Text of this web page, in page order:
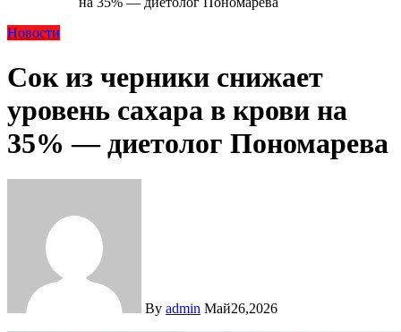
Новости
Сок из черники снижает
уровень сахара в крови на
35% — диетолог Пономарева
By admin Май26,2026